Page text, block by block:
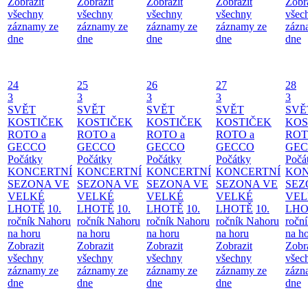
všechny
záznamy ze
dne
všechny
záznamy ze
dne
všechny
záznamy ze
dne
všechny
záznamy ze
dne
dne
24
3
SVĚT
KOSTIČEK
ROTO a
GECCO
Počátky
KONCERTNÍ
SEZONA VE
VELKÉ
LHOTĚ 10.
ročník Nahoru
na horu
Zobrazit
všechny
záznamy ze
dne
25
3
SVĚT
KOSTIČEK
ROTO a
GECCO
Počátky
KONCERTNÍ
SEZONA VE
VELKÉ
LHOTĚ 10.
ročník Nahoru
na horu
Zobrazit
všechny
záznamy ze
dne
26
3
SVĚT
KOSTIČEK
ROTO a
GECCO
Počátky
KONCERTNÍ
SEZONA VE
VELKÉ
LHOTĚ 10.
ročník Nahoru
na horu
Zobrazit
všechny
záznamy ze
dne
27
3
SVĚT
KOSTIČEK
ROTO a
GECCO
Počátky
KONCERTNÍ
SEZONA VE
VELKÉ
LHOTĚ 10.
ročník Nahoru
na horu
Zobrazit
všechny
záznamy ze
dne
28
3
na
dne